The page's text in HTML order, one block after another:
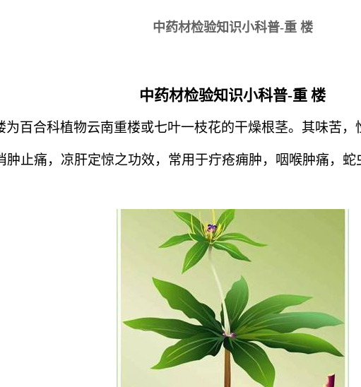
中药材检验知识小科普-重 楼
中药材检验知识小科普-重 楼
为百合科植物云南重楼或七叶一枝花的干燥根茎。其味苦
肿止痛，凉肝定惊之功效，常用于疔疮痈肿，咽喉肿痛，